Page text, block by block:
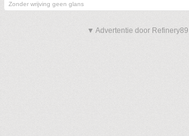
Zonder wrijving geen glans
▼ Advertentie door Refinery89